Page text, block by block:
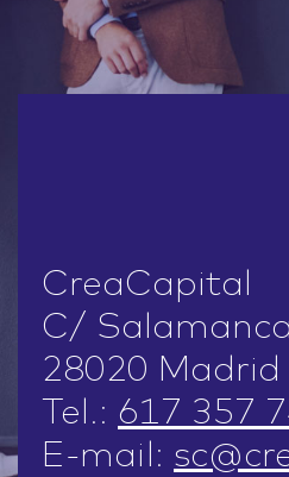
CreaCapital
C/
28020 Madrid
Tel.: 617 357
E-mail: